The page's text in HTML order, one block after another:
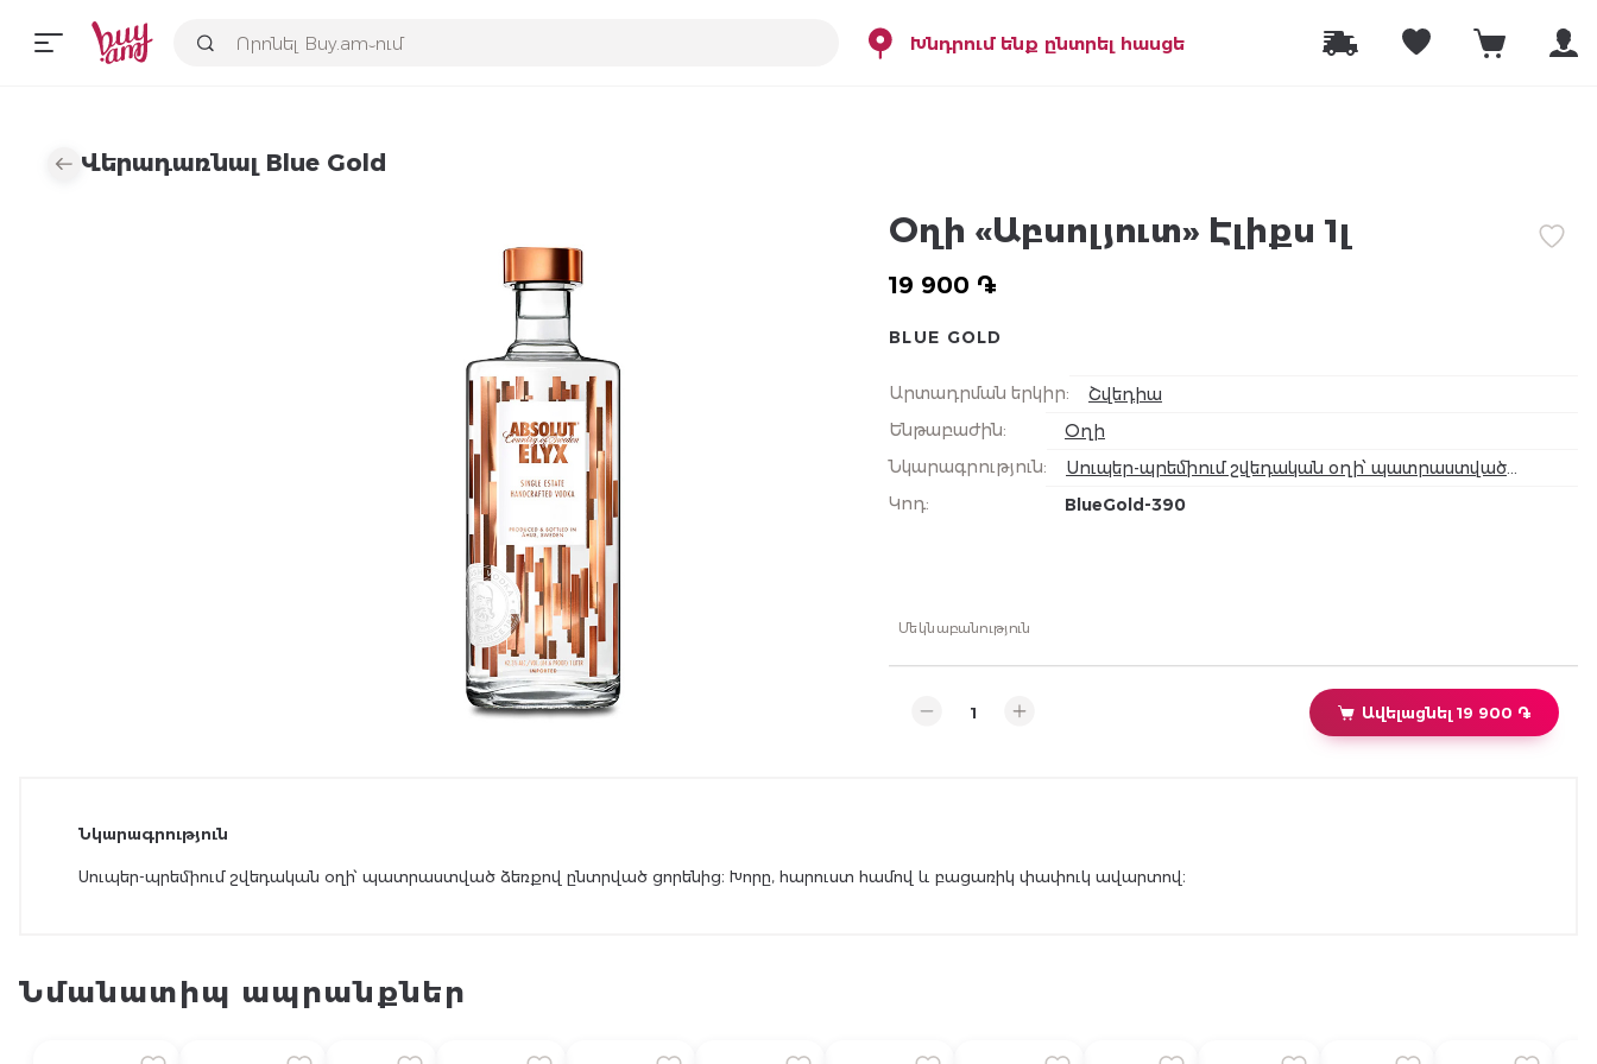
Խնդրում ենք ընտրել հասցե
Վերադառնալ Blue Gold
Օղի «Աբսոլյուտ» Էլիքս 1լ
19 900 ֏
BLUE GOLD
Արտադրման երկիր:
Շվեդիա
Ենթաբաժին:
Օղի
Նկարագրություն:
Սուպեր-պրեմիում շվեդական օղի՝ պատրաստված
բացառիկ փափուկ ավարտով։
Կոդ: BlueGold-390
Մեկնաբանություն
Ավելացնել 19 900 ֏
Նկարագրություն
Սուպեր-պրեմիում շվեդական օղի՝ պատրաստված ձեռքով ընտրված ցորենից։ Խորը, հարուստ համով և բացառիկ փափուկ ավարտով։
Նմանատիպ ապրանքներ